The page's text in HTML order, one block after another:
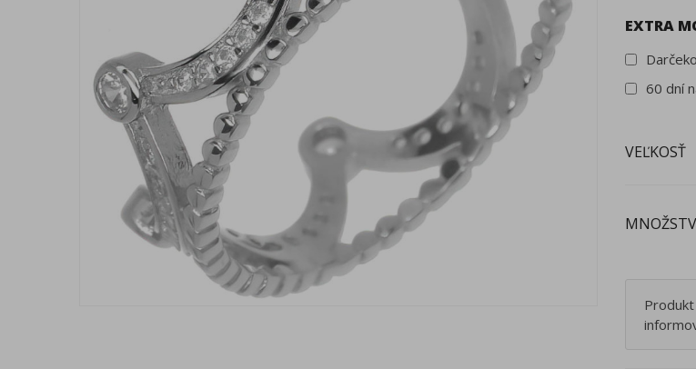
EXTRA
60 dní
VEĽKOSŤ